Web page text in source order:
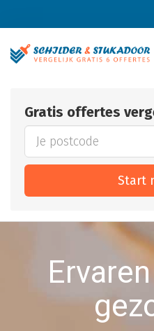
Gratis offertes
Start